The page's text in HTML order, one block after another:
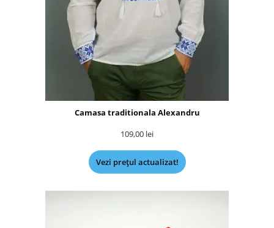
Camasa traditionala Alexandru
109,00 lei
Vezi prețul actualizat!